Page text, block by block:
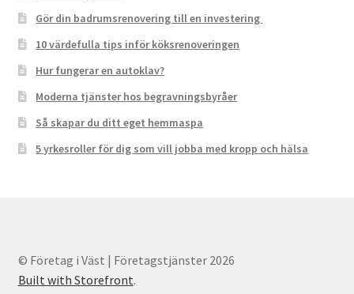
Gör din badrumsrenovering till en investering
10 värdefulla tips inför köksrenoveringen
Hur fungerar en autoklav?
Moderna tjänster hos begravningsbyråer
Så skapar du ditt eget hemmaspa
5 yrkesroller för dig som vill jobba med kropp och hälsa
© Företag i Väst | Företagstjänster 2026
Built with Storefront.